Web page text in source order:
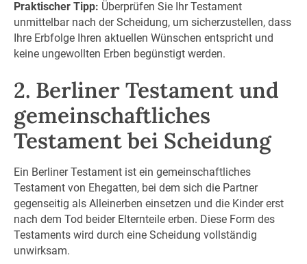
Praktischer Tipp: Überprüfen Sie Ihr Testament
unmittelbar nach der Scheidung, um sicherzustellen, dass
Ihre Erbfolge Ihren aktuellen Wünschen entspricht und
keine ungewollten Erben begünstigt werden.
2. Berliner Testament und
gemeinschaftliches
Testament bei Scheidung
Ein Berliner Testament ist ein gemeinschaftliches
Testament von Ehegatten, bei dem sich die Partner
gegenseitig als Alleinerben einsetzen und die Kinder erst
nach dem Tod beider Elternteile erben. Diese Form des
Testaments wird durch eine Scheidung vollständig
unwirksam.